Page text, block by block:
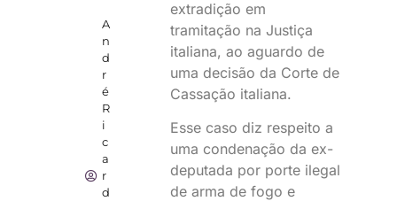
A
n
d
r
é
R
i
c
a
r
d
extradição em
tramitação na Justiça
italiana, ao aguardo de
uma decisão da Corte de
Cassação italiana.
Esse caso diz respeito a
uma condenação da ex-
deputada por porte ilegal
de arma de fogo e